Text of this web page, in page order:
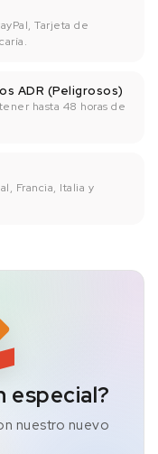
Tarjeta de
ADR (Peligrosos)
hasta 48 horas de
Francia, Italia y
especial?
nuestro nuevo